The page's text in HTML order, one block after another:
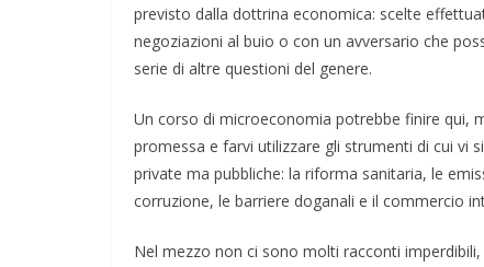
previsto dalla dottrina economica: scelte
negoziazioni al buio o con un avversario che
serie di altre questioni del genere.
Un corso di microeconomia potrebbe finire qui,
promessa e farvi utilizzare gli strumenti di cui vi
private ma pubbliche: la riforma sanitaria, le
corruzione, le barriere doganali e il commercio
Nel mezzo non ci sono molti racconti